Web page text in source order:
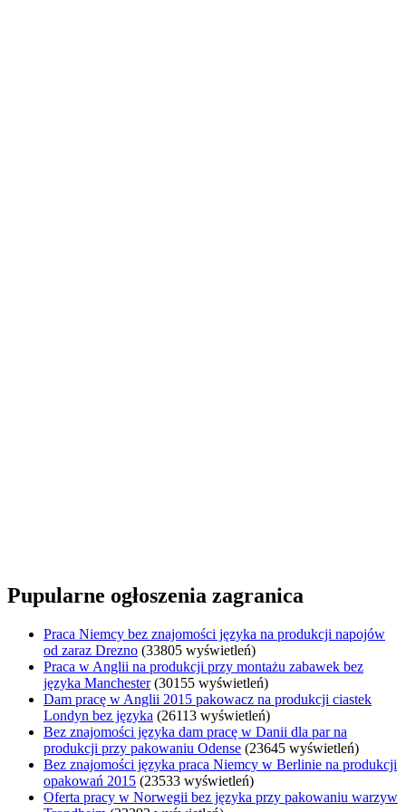
Pupularne ogłoszenia zagranica
Praca Niemcy bez znajomości języka na produkcji napojów
od zaraz Drezno (33805 wyświetleń)
Praca w Anglii na produkcji przy montażu zabawek bez
języka Manchester(30155 wyświetleń)
Dam pracę w Anglii 2015 pakowacz na produkcji ciastek
Londyn bez języka (26113 wyświetleń)
Bez znajomości języka dam pracę w Danii dla par na
produkcji przy pakowaniu Odense (23645 wyświetleń)
Bez znajomości języka praca Niemcy w Berlinie na produkcji
opakowań 2015 (23533 wyświetleń)
Oferta pracy w Norwegii bez języka przy pakowaniu warzyw